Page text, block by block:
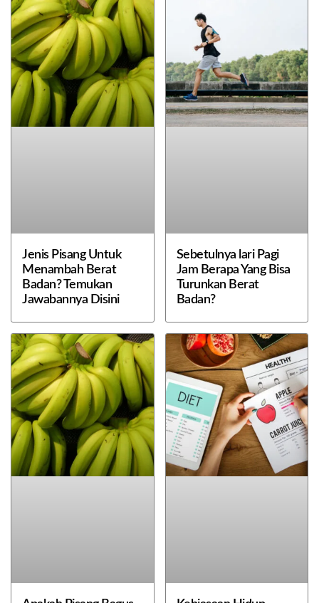
Jenis Pisang Untuk
Menambah Berat
Badan? Temukan
Jawabannya Disini
Sebetulnya lari Pagi
Jam Berapa Yang Bisa
Turunkan Berat
Badan?